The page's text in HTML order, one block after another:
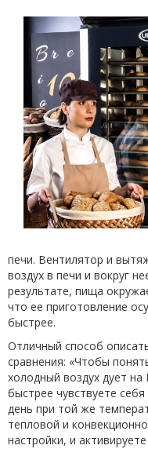
печи. Вентилятор и
воздух в печи и вокруг
результате, пища
что ее приготовление
быстрее.
Отличный способ
сравнения: «Чтобы
холодный воздух дует
быстрее чувствуете
день при той же
тепловой и
настройки, и